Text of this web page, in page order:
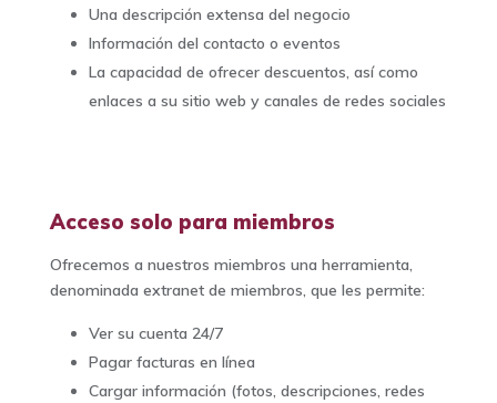
Una descripción extensa del negocio
Información del contacto o eventos
La capacidad de ofrecer descuentos, así como
enlaces a su sitio web y canales de redes sociales
Acceso solo para miembros
Ofrecemos a nuestros miembros una herramienta,
denominada extranet de miembros, que les permite:
Ver su cuenta 24/7
Pagar facturas en línea
Cargar información (fotos, descripciones, redes